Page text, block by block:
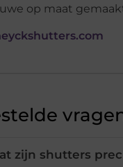
op maat
zijn shutters